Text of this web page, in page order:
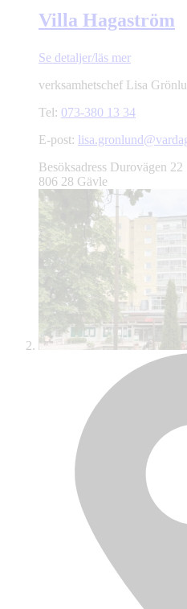
Villa Hagaström
Se detaljer/läs mer
verksamhetschef Lisa
Tel: 073-380 13 34
E-post:
Besöksadress Durovägen 22
806 28 Gävle